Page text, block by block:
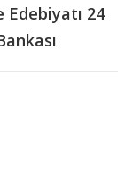
Edebiyatı 24